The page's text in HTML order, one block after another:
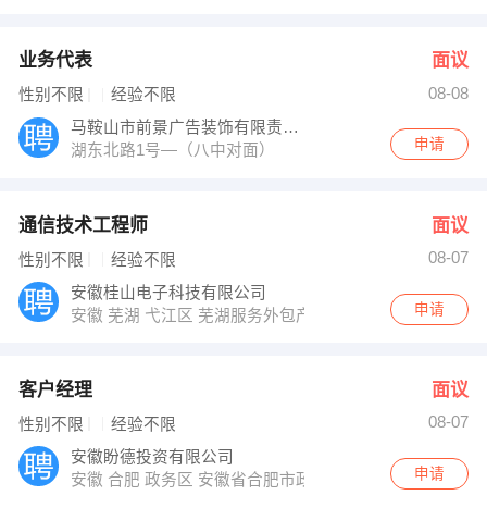
业务代表 面议
性别不限 经验不限
08-08
马鞍山市前景广告装饰有限责任公司
湖东北路1号—（八中对面）
申请
通信技术工程师 面议
性别不限 经验不限
08-07
安徽桂山电子科技有限公司
安徽 芜湖 弋江区 芜湖服务外包产业园4号楼701申请
客户经理 面议
性别不限 经验不限
08-07
安徽盼德投资有限公司
安徽 合肥 政务区 安徽省合肥市政务区南二环和齐云山路
申请